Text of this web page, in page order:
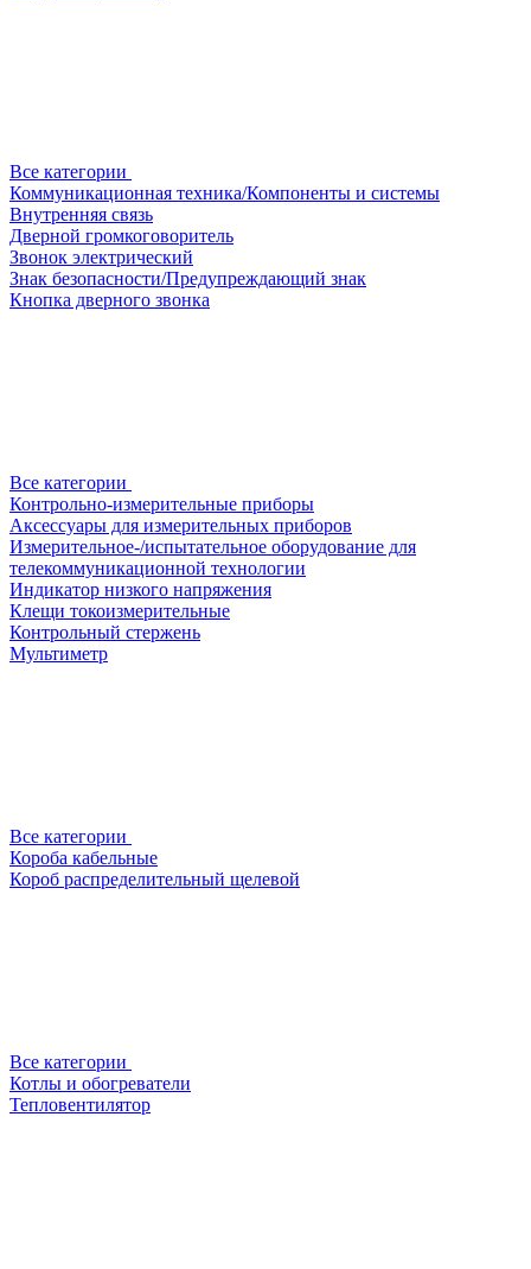
Все категории
Коммуникационная техника/Компоненты и системы
Внутренняя связь
Дверной громкоговоритель
Звонок электрический
Знак безопасности/Предупреждающий знак
Кнопка дверного звонка
Все категории
Контрольно-измерительные приборы
Аксессуары для измерительных приборов
Измерительное-/испытательное оборудование для
телекоммуникационной технологии
Индикатор низкого напряжения
Клещи токоизмерительные
Контрольный стержень
Мультиметр
Все категории
Короба кабельные
Короб распределительный щелевой
Все категории
Котлы и обогреватели
Тепловентилятор